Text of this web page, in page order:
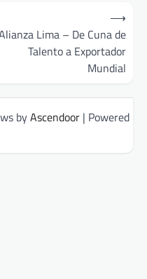
Lima – De Cuna de
Talento a Exportador
Mundial
⟶
byAscendoor | Powered